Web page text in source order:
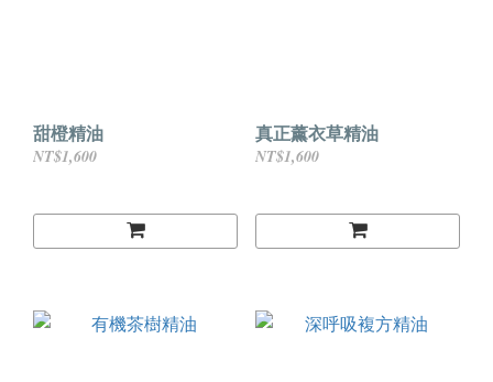
甜橙精油
NT$1,600
真正薰衣草精油
NT$1,600